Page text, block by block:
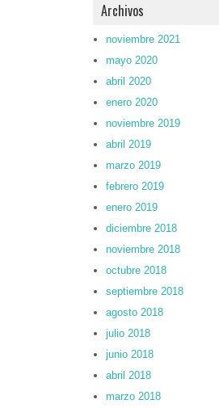
Archivos
noviembre 2021
mayo 2020
abril 2020
enero 2020
noviembre 2019
abril 2019
marzo 2019
febrero 2019
enero 2019
diciembre 2018
noviembre 2018
octubre 2018
septiembre 2018
agosto 2018
julio 2018
junio 2018
abril 2018
marzo 2018